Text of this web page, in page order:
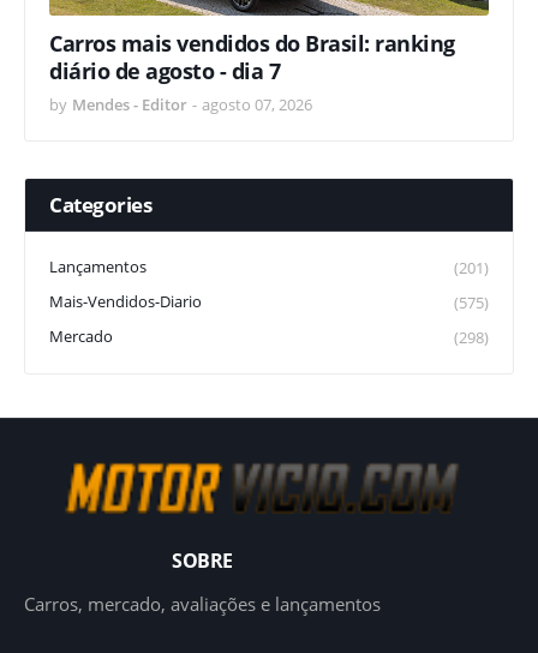
Carros mais vendidos do Brasil: ranking
diário de agosto - dia 7
by Mendes - Editor - agosto 07, 2026
Categories
Lançamentos
(201)
Mais-Vendidos-Diario
(575)
Mercado
(298)
SOBRE
Carros, mercado, avaliações e lançamentos